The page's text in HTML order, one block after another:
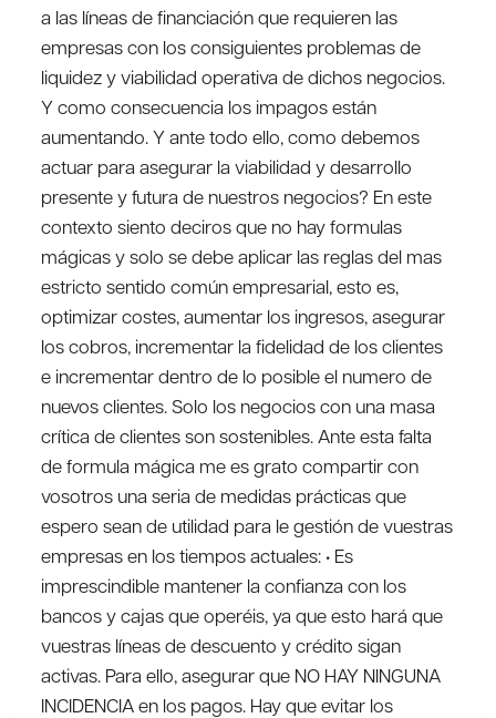
a las líneas de financiación que requieren las
empresas con los consiguientes problemas de
liquidez y viabilidad operativa de dichos negocios.
Y como consecuencia los impagos están
aumentando. Y ante todo ello, como debemos
actuar para asegurar la viabilidad y desarrollo
presente y futura de nuestros negocios? En este
contexto siento deciros que no hay formulas
mágicas y solo se debe aplicar las reglas del mas
estricto sentido común empresarial, esto es,
optimizar costes, aumentar los ingresos, asegurar
los cobros, incrementar la fidelidad de los clientes
e incrementar dentro de lo posible el numero de
nuevos clientes. Solo los negocios con una masa
crítica de clientes son sostenibles. Ante esta falta
de formula mágica me es grato compartir con
vosotros una seria de medidas prácticas que
espero sean de utilidad para le gestión de vuestras
empresas en los tiempos actuales: • Es
imprescindible mantener la confianza con los
bancos y cajas que operéis, ya que esto hará que
vuestras líneas de descuento y crédito sigan
activas. Para ello, asegurar que NO HAY NINGUNA
INCIDENCIA en los pagos. Hay que evitar los